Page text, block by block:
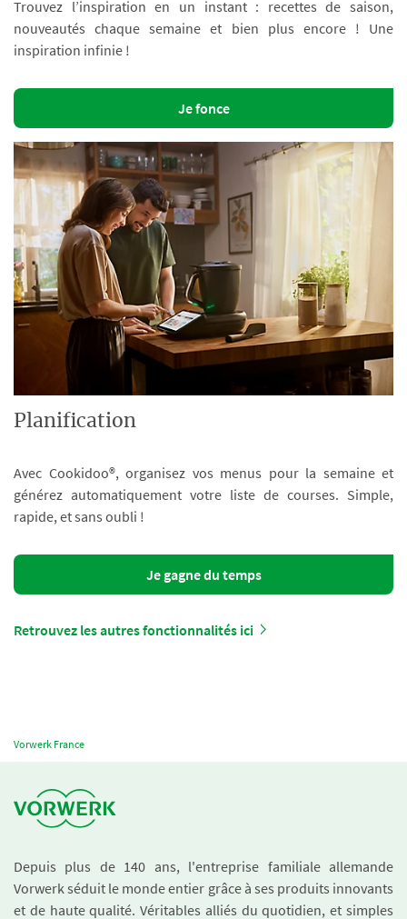
Trouvez l’inspiration en un instant : recettes de saison,
nouveautés chaque semaine et bien plus encore ! Une
inspiration infinie !
Je fonce
Planification
Avec Cookidoo®, organisez vos menus pour la semaine et
générez automatiquement votre liste de courses. Simple,
rapide, et sans oubli !
Je gagne du temps
Retrouvez les autres fonctionnalités ici
Vorwerk France
Depuis plus de 140 ans, l'entreprise familiale allemande
Vorwerk séduit le monde entier grâce à ses produits innovants
et de haute qualité. Véritables alliés du quotidien, et simples